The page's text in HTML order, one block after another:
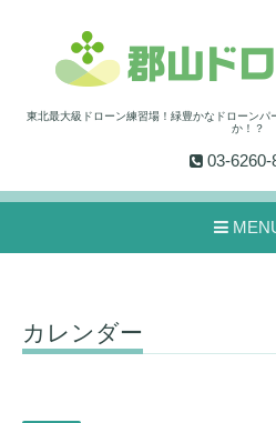
東北最大級ドローン練習場！緑豊かなドローン
か！？
03-6260-
カレンダー